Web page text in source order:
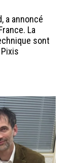
a annoncé
La
sont